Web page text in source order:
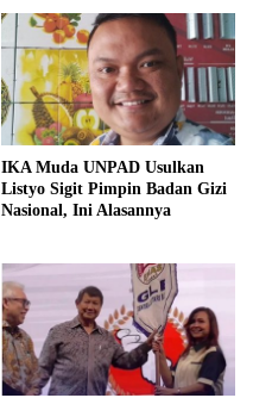
IKA Muda UNPAD Usulkan
Listyo Sigit Pimpin Badan Gizi
Nasional, Ini Alasannya